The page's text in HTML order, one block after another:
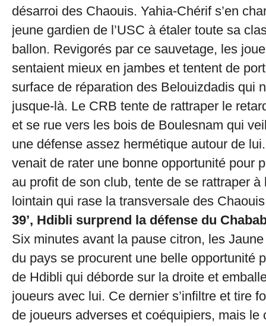
désarroi des Chaouis. Yahia-Chérif s’en
jeune gardien de l’USC à étaler toute sa
ballon. Revigorés par ce sauvetage, les
sentaient mieux en jambes et tentent de
surface de réparation des Belouizdadis qui
jusque-là. Le CRB tente de rattraper le
et se rue vers les bois de Boulesnam qui
une défense assez hermétique autour de
venait de rater une bonne opportunité pour
au profit de son club, tente de se rattraper à
lointain qui rase la transversale des
39’, Hdibli surprend la défense du
Six minutes avant la pause citron, les Jaune
du pays se procurent une belle opportunité
de Hdibli qui déborde sur la droite et
joueurs avec lui. Ce dernier s’infiltre et tire
de joueurs adverses et coéquipiers, mais le